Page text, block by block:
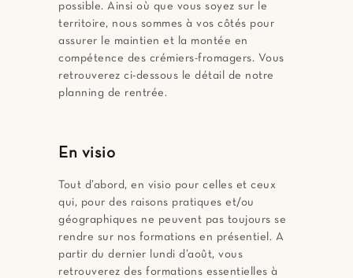
possible. Ainsi où que vous soyez sur le
territoire, nous sommes à vos côtés pour
assurer le maintien et la montée en
compétence des crémiers-fromagers. Vous
retrouverez ci-dessous le détail de notre
planning de rentrée.
En visio
Tout d’abord, en visio pour celles et ceux
qui, pour des raisons pratiques et/ou
géographiques ne peuvent pas toujours se
rendre sur nos formations en présentiel. A
partir du dernier lundi d’août, vous
retrouverez des formations essentielles à